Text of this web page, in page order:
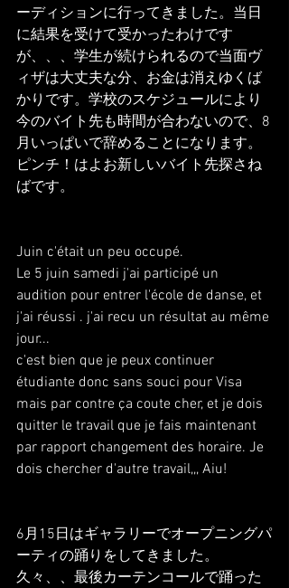
ーディションに行ってきました。当日
に結果を受けて受かったわけです
が、、、学生が続けられるので当面ヴ
ィザは大丈夫な分、お金は消えゆくば
かりです。学校のスケジュールにより
今のバイト先も時間が合わないので、8
月いっぱいで辞めることになります。
ピンチ！はよお新しいバイト先探さね
ばです。
Juin c'était un peu occupé.
Le 5 juin samedi j'ai participé un
audition pour entrer l'école de danse, et
j'ai réussi . j'ai recu un résultat au même
jour...
c'est bien que je peux continuer
étudiante donc sans souci pour Visa
mais par contre ça coute cher, et je dois
quitter le travail que je fais maintenant
par rapport changement des horaire. Je
dois chercher d'autre travail,,, Aiu!
6月15日はギャラリーでオープニングパ
ーティの踊りをしてきました。
久々、、最後カーテンコールで踊った